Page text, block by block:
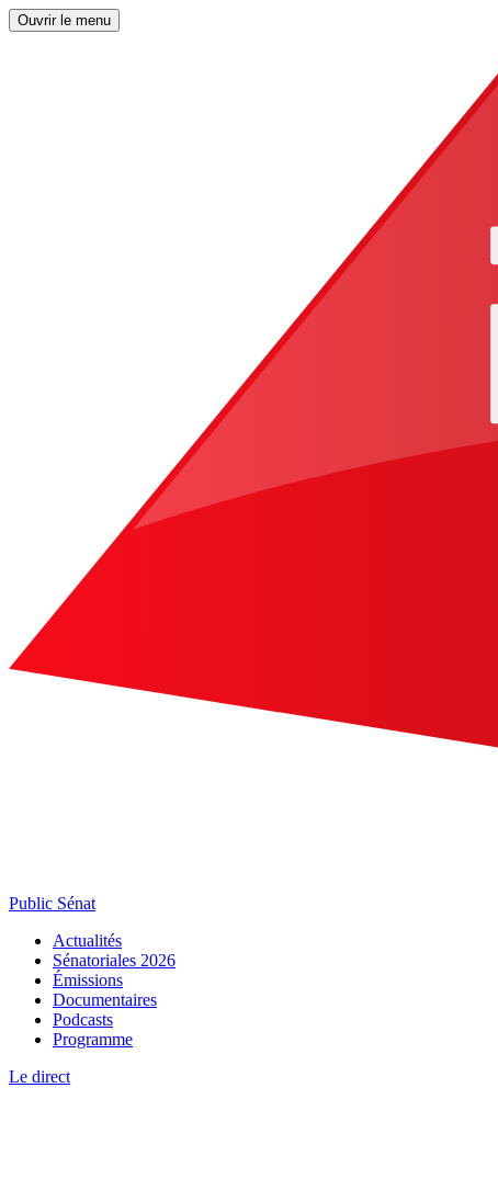
Ouvrir le menu
Public Sénat
Actualités
Sénatoriales 2026
Émissions
Documentaires
Podcasts
Programme
Le direct